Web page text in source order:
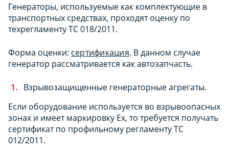
Генераторы, используемые как комплектующие в
транспортных средствах, проходят оценку по
техрегламенту ТС 018/2011.
Форма оценки: сертификация. В данном случае
генератор рассматривается как автозапчасть.
Взрывозащищенные генераторные агрегаты.
Если оборудование используется во взрывоопасных
зонах и имеет маркировку Ех, то требуется получать
сертификат по профильному регламенту ТС
012/2011.